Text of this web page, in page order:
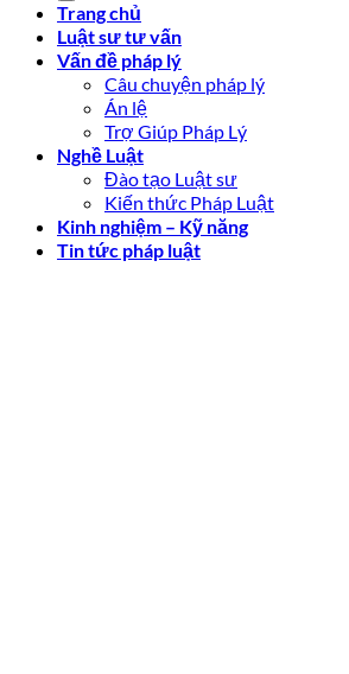
Trang chủ
Luật sư tư vấn
Vấn đề pháp lý
Câu chuyện pháp lý
Án lệ
Trợ Giúp Pháp Lý
Nghề Luật
Đào tạo Luật sư
Kiến thức Pháp Luật
Kinh nghiệm – Kỹ năng
Tin tức pháp luật